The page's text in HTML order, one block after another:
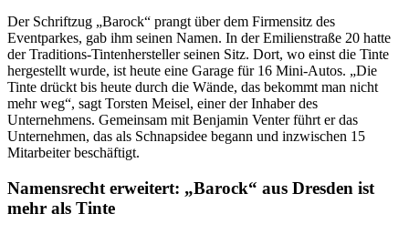
Der Schriftzug „Barock“ prangt über dem Firmensitz des
Eventparkes, gab ihm seinen Namen. In der Emilienstraße 20 hatte
der Traditions-Tintenhersteller seinen Sitz. Dort, wo einst die Tinte
hergestellt wurde, ist heute eine Garage für 16 Mini-Autos. „Die
Tinte drückt bis heute durch die Wände, das bekommt man nicht
mehr weg“, sagt Torsten Meisel, einer der Inhaber des
Unternehmens. Gemeinsam mit Benjamin Venter führt er das
Unternehmen, das als Schnapsidee begann und inzwischen 15
Mitarbeiter beschäftigt.
Namensrecht erweitert: „Barock“ aus Dresden ist
mehr als Tinte